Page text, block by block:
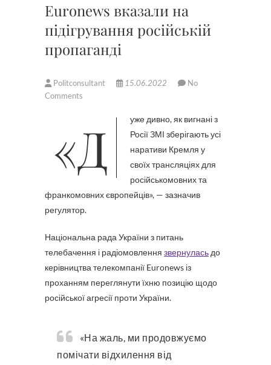
Euronews вказали на
підігрування російській
пропаганді
Politconsultant 15.06.2022
No
Comments
«Дуже дивно, як вигнані з
Росії ЗМІ зберігають усі
наративи Кремля у
своїх трансляціях для
російськомовних та
франкомовних європейців», — зазначив
регулятор.
Національна рада України з питань
телебачення і радіомовлення звернулась до
керівництва телекомпанії Euronews із
проханням переглянути їхню позицію щодо
російської агресії проти України.
«На жаль, ми продовжуємо
помічати відхилення від